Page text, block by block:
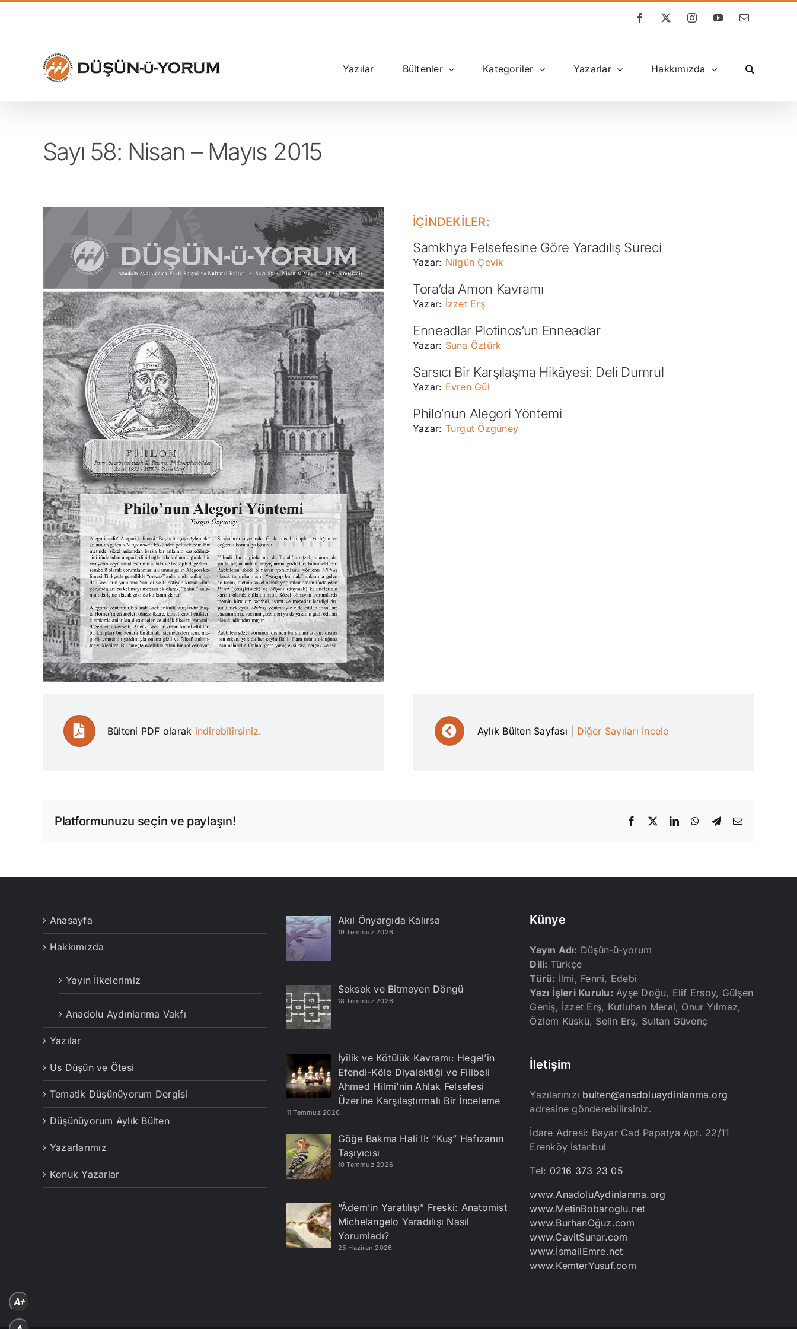
Facebook
X InstagramYouTube
E-
Yazılar Bültenler Kategoriler Yazarlar Hakkımızda
Sayı 58: Nisan – Mayıs 2015
İÇİNDEKİLER:
Samkhya Felsefesine Göre Yaradılış Süreci
Yazar: Nilgün Çevik
Tora’da Amon Kavramı
Yazar: İzzet Erş
Enneadlar Plotinos’un Enneadlar
Yazar: Suna Öztürk
Sarsıcı Bir Karşılaşma Hikâyesi: Deli Dumrul
Yazar: Evren Gül
Philo’nun Alegori Yöntemi
Yazar: Turgut Özgüney
Bülteni PDF olarak indirebilirsiniz. Aylık Bülten Sayfası Diğer Sayıları İncele
Platformunuzu seçin ve paylaşın! Facebook LinkedInWhatsApp
Telegram
E-
Anasayfa
Hakkımızda
Yayın İlkelerimiz
Anadolu Aydınlanma Vakfı
Yazılar
Us Düşün ve Ötesi
Tematik Düşünüyorum Dergisi
Düşünüyorum Aylık Bülten
Yazarlarımız
Konuk Yazarlar
Akıl Önyargıda Kalırsa
19 Temmuz 2026
Seksek ve Bitmeyen Döngü
18 Temmuz 2026
İyilik ve Kötülük Kavramı: Hegel’in
Efendi-Köle Diyalektiği ve Filibeli
Ahmed Hilmi’nin Ahlak Felsefesi
Üzerine Karşılaştırmalı Bir İnceleme
11 Temmuz 2026
Göğe Bakma Hali II: “Kuş” Hafızanın
Taşıyıcısı
10 Temmuz 2026
“Âdem’in Yaratılışı” Freski: Anatomist
Michelangelo Yaradılışı Nasıl
Yorumladı?
25 Haziran 2026
Künye
Yayın Adı: Düşün-ü-yorum
Dili: Türkçe
Türü: İlmi, Fenni, Edebi
Yazı İşleri Kurulu: Ayşe Doğu, Elif Ersoy, Gülşen
Geniş, İzzet Erş, Kutluhan Meral, Onur Yılmaz,
Özlem Küskü, Selin Erş, Sultan Güvenç
İletişim
Yazılarınızı bulten@anadoluaydinlanma.org
adresine gönderebilirsiniz.
İdare Adresi: Bayar Cad Papatya Apt. 22/11
Erenköy İstanbul
Tel: 0216 373 23 05
www.AnadoluAydinlanma.org
www.MetinBobaroglu.net
www.BurhanOğuz.com
www.CavitSunar.com
www.İsmailEmre.net
www.KemterYusuf.com
A+